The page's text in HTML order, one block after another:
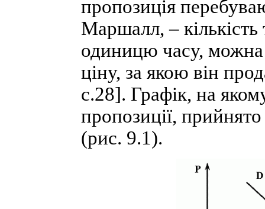
пропозиція
Маршалл, –
одиницю часу, можна
ціну, за якою він
c.28]. Графік, на
пропозиції,
(рис. 9.1).